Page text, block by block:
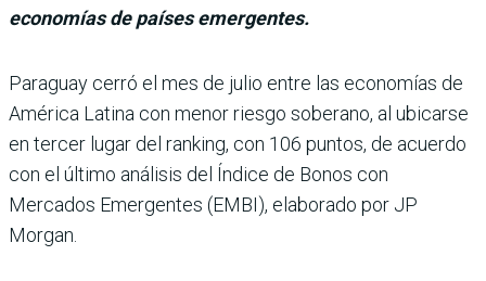
economías de países emergentes.
Paraguay cerró el mes de julio entre las eco­nomías de
América Latina con menor riesgo soberano, al ubicarse
en ter­cer lugar del ranking, con 106 puntos, de acuerdo
con el último análisis del Índice de Bonos con
Mercados Emer­gentes (EMBI), elaborado por JP
Morgan.